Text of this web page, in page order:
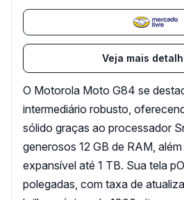
Veja mais
O Motorola Moto G84 se
intermediário robusto,
sólido graças ao processador
generosos 12 GB de RAM,
expansível até 1 TB. Sua tela
polegadas, com taxa de